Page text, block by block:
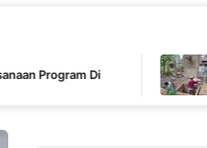
1 HARI LALU
Pastikan
Intensif Awasi